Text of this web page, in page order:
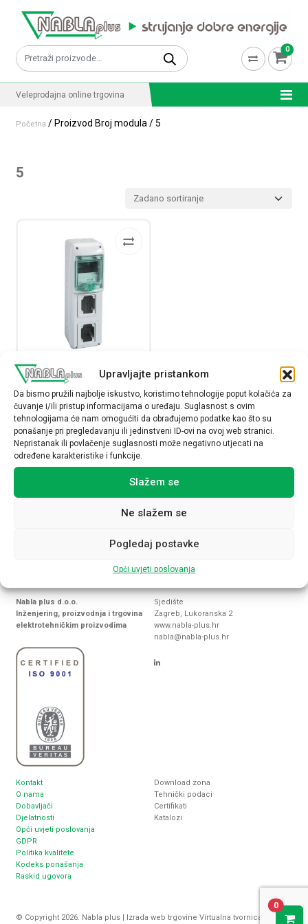
Upravljajte pristankom
Da bismo pružili najbolje iskustvo, koristimo tehnologije poput kolačića za
čuvanje i/ili pristup informacijama o uređaju. Suglasnost s ovim
tehnologijama će nam omogućiti da obrađujemo podatke kao što su
ponašanje pri pregledavanju ili jedinstveni ID-ovi na ovoj web stranici.
Nepristanak ili povlačenje suglasnosti može negativno utjecati na
određene karakteristike i funkcije.
Slažem se
Ne slažem se
Pogledaj postavke
Opći uvjeti poslovanja
Pretraži: 0
Veleprodajna online trgovina
Početna / Proizvod Broj modula / 5
5
Vodotjesni ormarić Kaedra za
modula, 1 priključni blok
13178
30,16€
Raspoloživost:
Vodotjesni ormarić Kaedra za strujne utičnice, 2
Nabla plus d.o.o.
Inženjering, proizvodnja i trgovina
elektrotehničkim proizvodima
Sjedište
Zagreb, Lukoranska 2
www.nabla-plus.hr
nabla@nabla-plus.hr
Kontakt
O nama
Dobavljači
Djelatnosti
Opći uvjeti poslovanja
GDPR
Politika kvalitete
Kodeks ponašanja
Raskid ugovora
Download zona
Tehnički podaci
Certifikati
Katalozi
© Copyright 2026. Nabla plus | Izrada web trgovine Virtualna tvornica
0